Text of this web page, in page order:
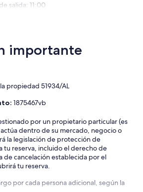
salida: 11:00
importante
propiedad 51934/AL
1875467vb
por un propietario particular (es
dentro de su mercado, negocio o
la legislación de protección de
tu reserva, incluido el derecho de
de cancelación establecida por el
tu reserva.
por cada persona adicional, según la